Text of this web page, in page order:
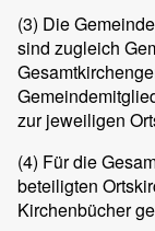
(3) Die
sind zugleich
zur jeweiligen
(4) Für die
beteiligten
Kirchenbücher